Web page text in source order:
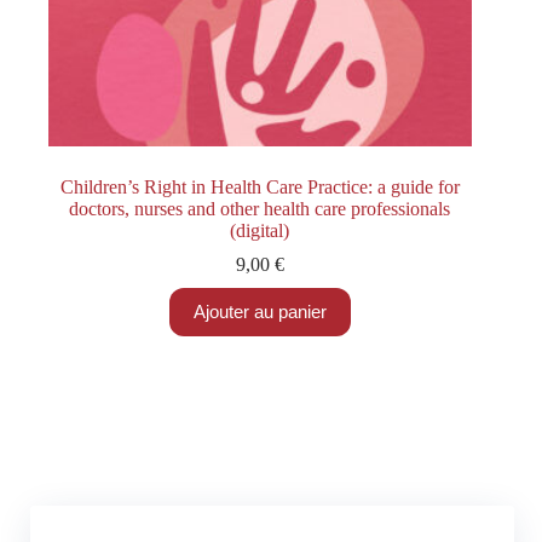
Children’s Right in Health Care Practice: a guide for
doctors, nurses and other health care professionals
(digital)
9,00 €
Ajouter au panier